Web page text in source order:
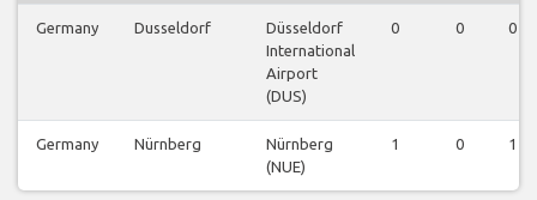
Germany Dusseldorf
Düsseldorf
International
Airport
(DUS)
0 0 0
Germany Nürnberg
Nürnberg
(NUE)
1 0 1